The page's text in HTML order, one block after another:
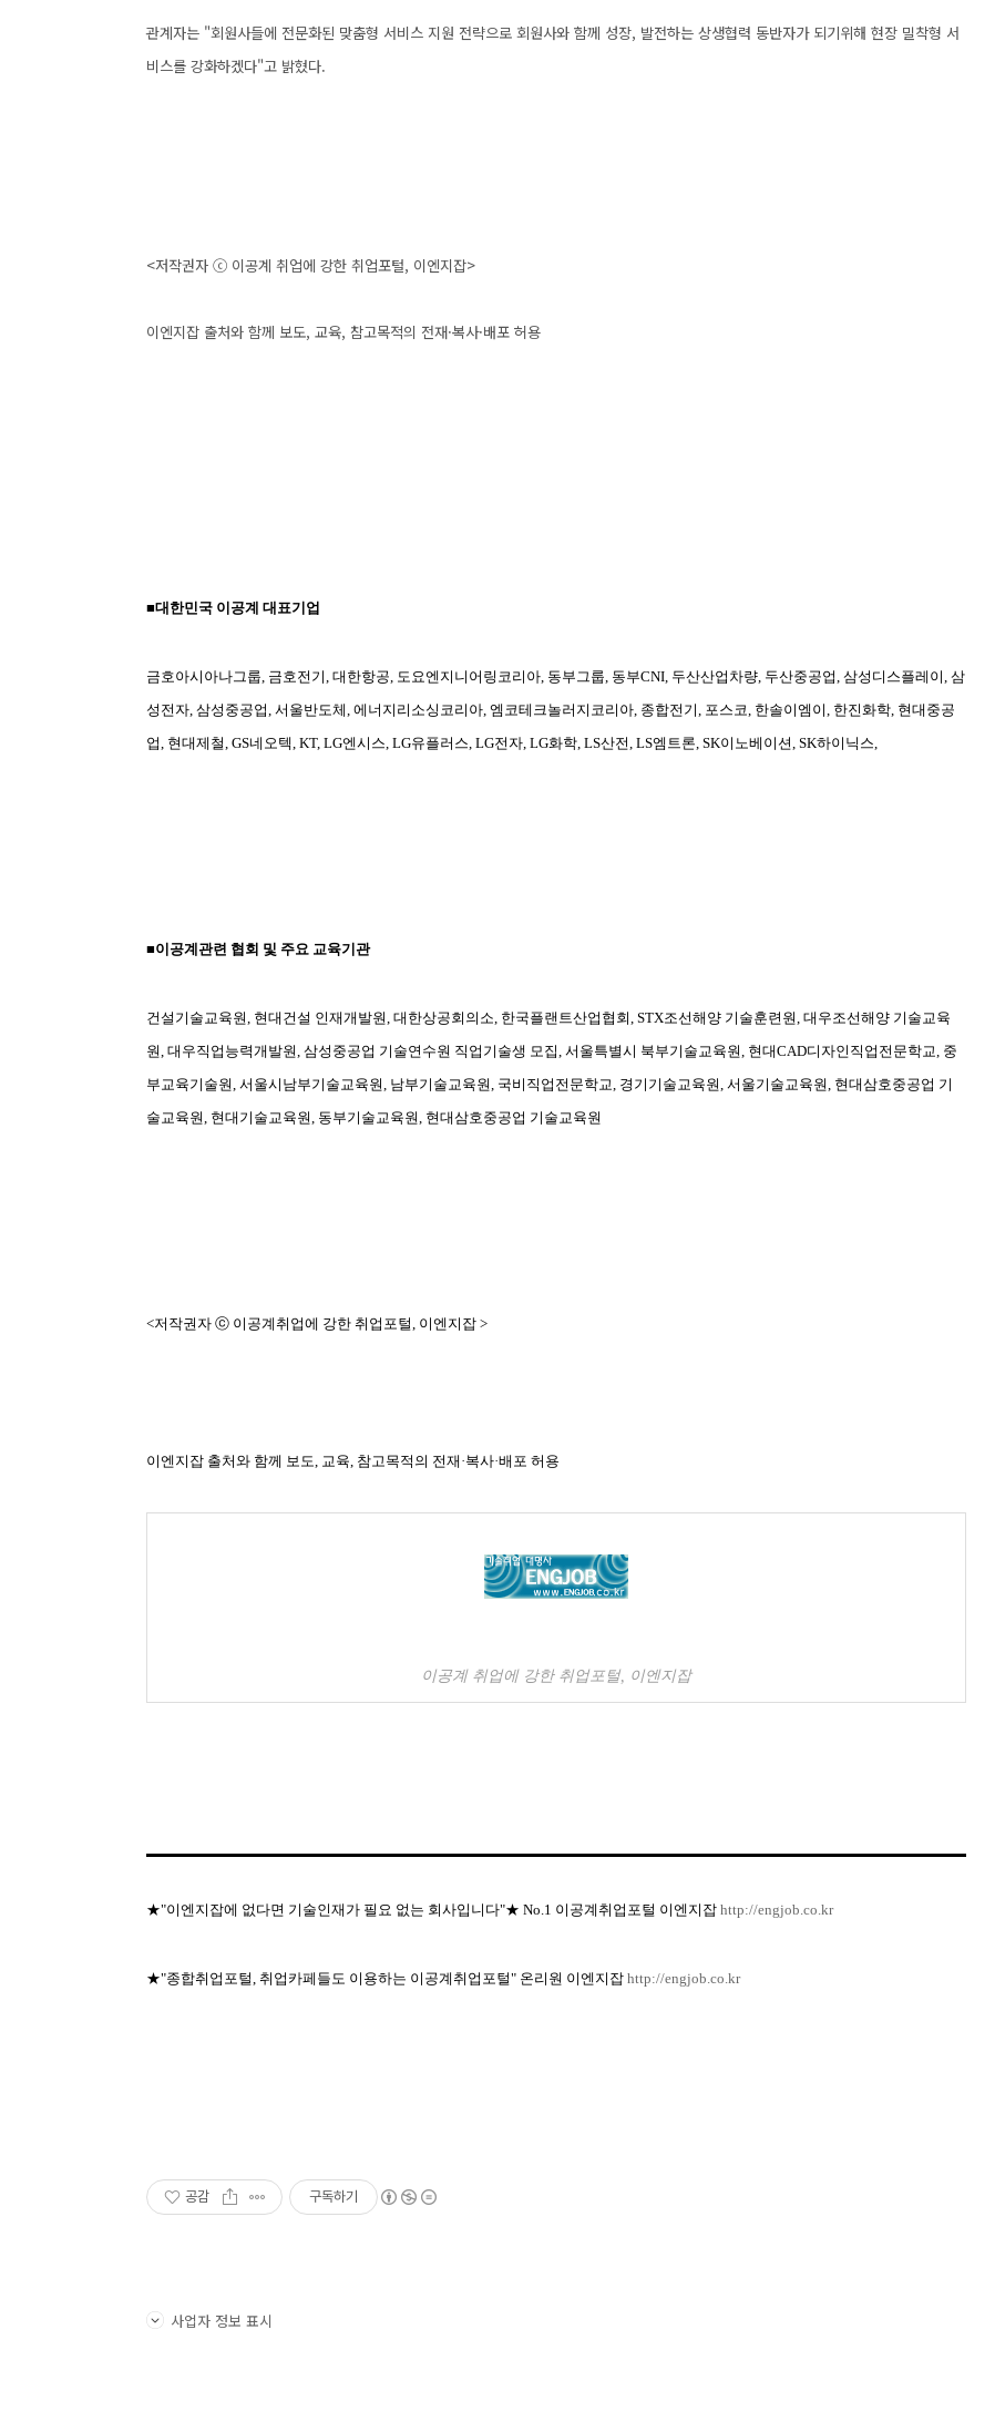
관계자는 "회원사들에 전문화된 맞춤형 서비스 지원 전략으로 회원사와 함께 성장, 발전하는 상생협력 동반자가 되기위해 현장 밀착형 서
비스를 강화하겠다"고 밝혔다.
<저작권자 ⓒ 이공계 취업에 강한 취업포털, 이엔지잡>
이엔지잡 출처와 함께 보도, 교육, 참고목적의 전재·복사·배포 허용
■대한민국 이공계 대표기업
금호아시아나그룹, 금호전기, 대한항공, 도요엔지니어링코리아, 동부그룹, 동부CNI, 두산산업차량, 두산중공업, 삼성디스플레이, 삼
성전자, 삼성중공업, 서울반도체, 에너지리소싱코리아, 엠코테크놀러지코리아, 종합전기, 포스코, 한솔이엠이, 한진화학, 현대중공
업, 현대제철, GS네오텍, KT, LG엔시스, LG유플러스, LG전자, LG화학, LS산전, LS엠트론, SK이노베이션, SK하이닉스,
■이공계관련 협회 및 주요 교육기관
건설기술교육원, 현대건설 인재개발원, 대한상공회의소, 한국플랜트산업협회, STX조선해양 기술훈련원, 대우조선해양 기술교육
원, 대우직업능력개발원, 삼성중공업 기술연수원 직업기술생 모집, 서울특별시 북부기술교육원, 현대CAD디자인직업전문학교, 중
부교육기술원, 서울시남부기술교육원, 남부기술교육원, 국비직업전문학교, 경기기술교육원, 서울기술교육원, 현대삼호중공업 기
술교육원, 현대기술교육원, 동부기술교육원, 현대삼호중공업 기술교육원
<저작권자 ⓒ 이공계취업에 강한 취업포털, 이엔지잡 >
이엔지잡 출처와 함께 보도, 교육, 참고목적의 전재·복사·배포 허용
이공계 취업에 강한 취업포털, 이엔지잡
★"이엔지잡에 없다면 기술인재가 필요 없는 회사입니다"★ No.1 이공계취업포털 이엔지잡 http://engjob.co.kr
★"종합취업포털, 취업카페들도 이용하는 이공계취업포털" 온리원 이엔지잡 http://engjob.co.kr
공감 구독하기
사업자 정보 표시